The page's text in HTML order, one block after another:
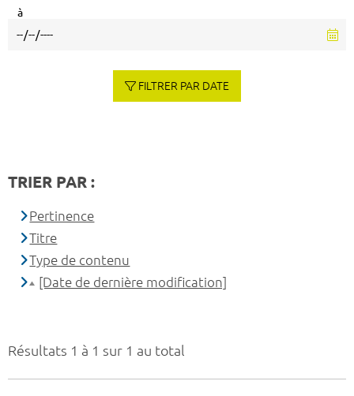
Résultats 1 à 1 sur 1 au total
à
FILTRER PAR DATE
TRIER PAR :
Pertinence
Titre
Type de contenu
[Date de dernière modification]